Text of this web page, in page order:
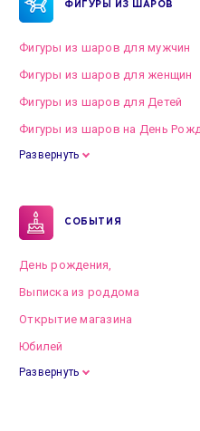
ФИГУРЫ ИЗ ШАРОВ
Фигуры из шаров для мужчин
Фигуры из шаров для женщин
Фигуры из шаров для Детей
Фигуры из шаров на День
Развернуть
СОБЫТИЯ
День рождения,
Выписка из роддома
Открытие магазина
Юбилей
Развернуть